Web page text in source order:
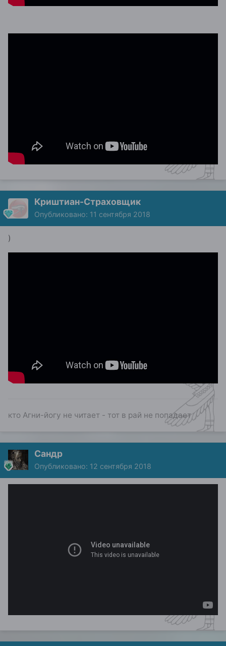
Криштиан-Страховщик
Опубликовано: 11 сентября 2018
)
кто Агни-йогу не читает - тот в рай не попадает
Сандр
Опубликовано: 12 сентября 2018